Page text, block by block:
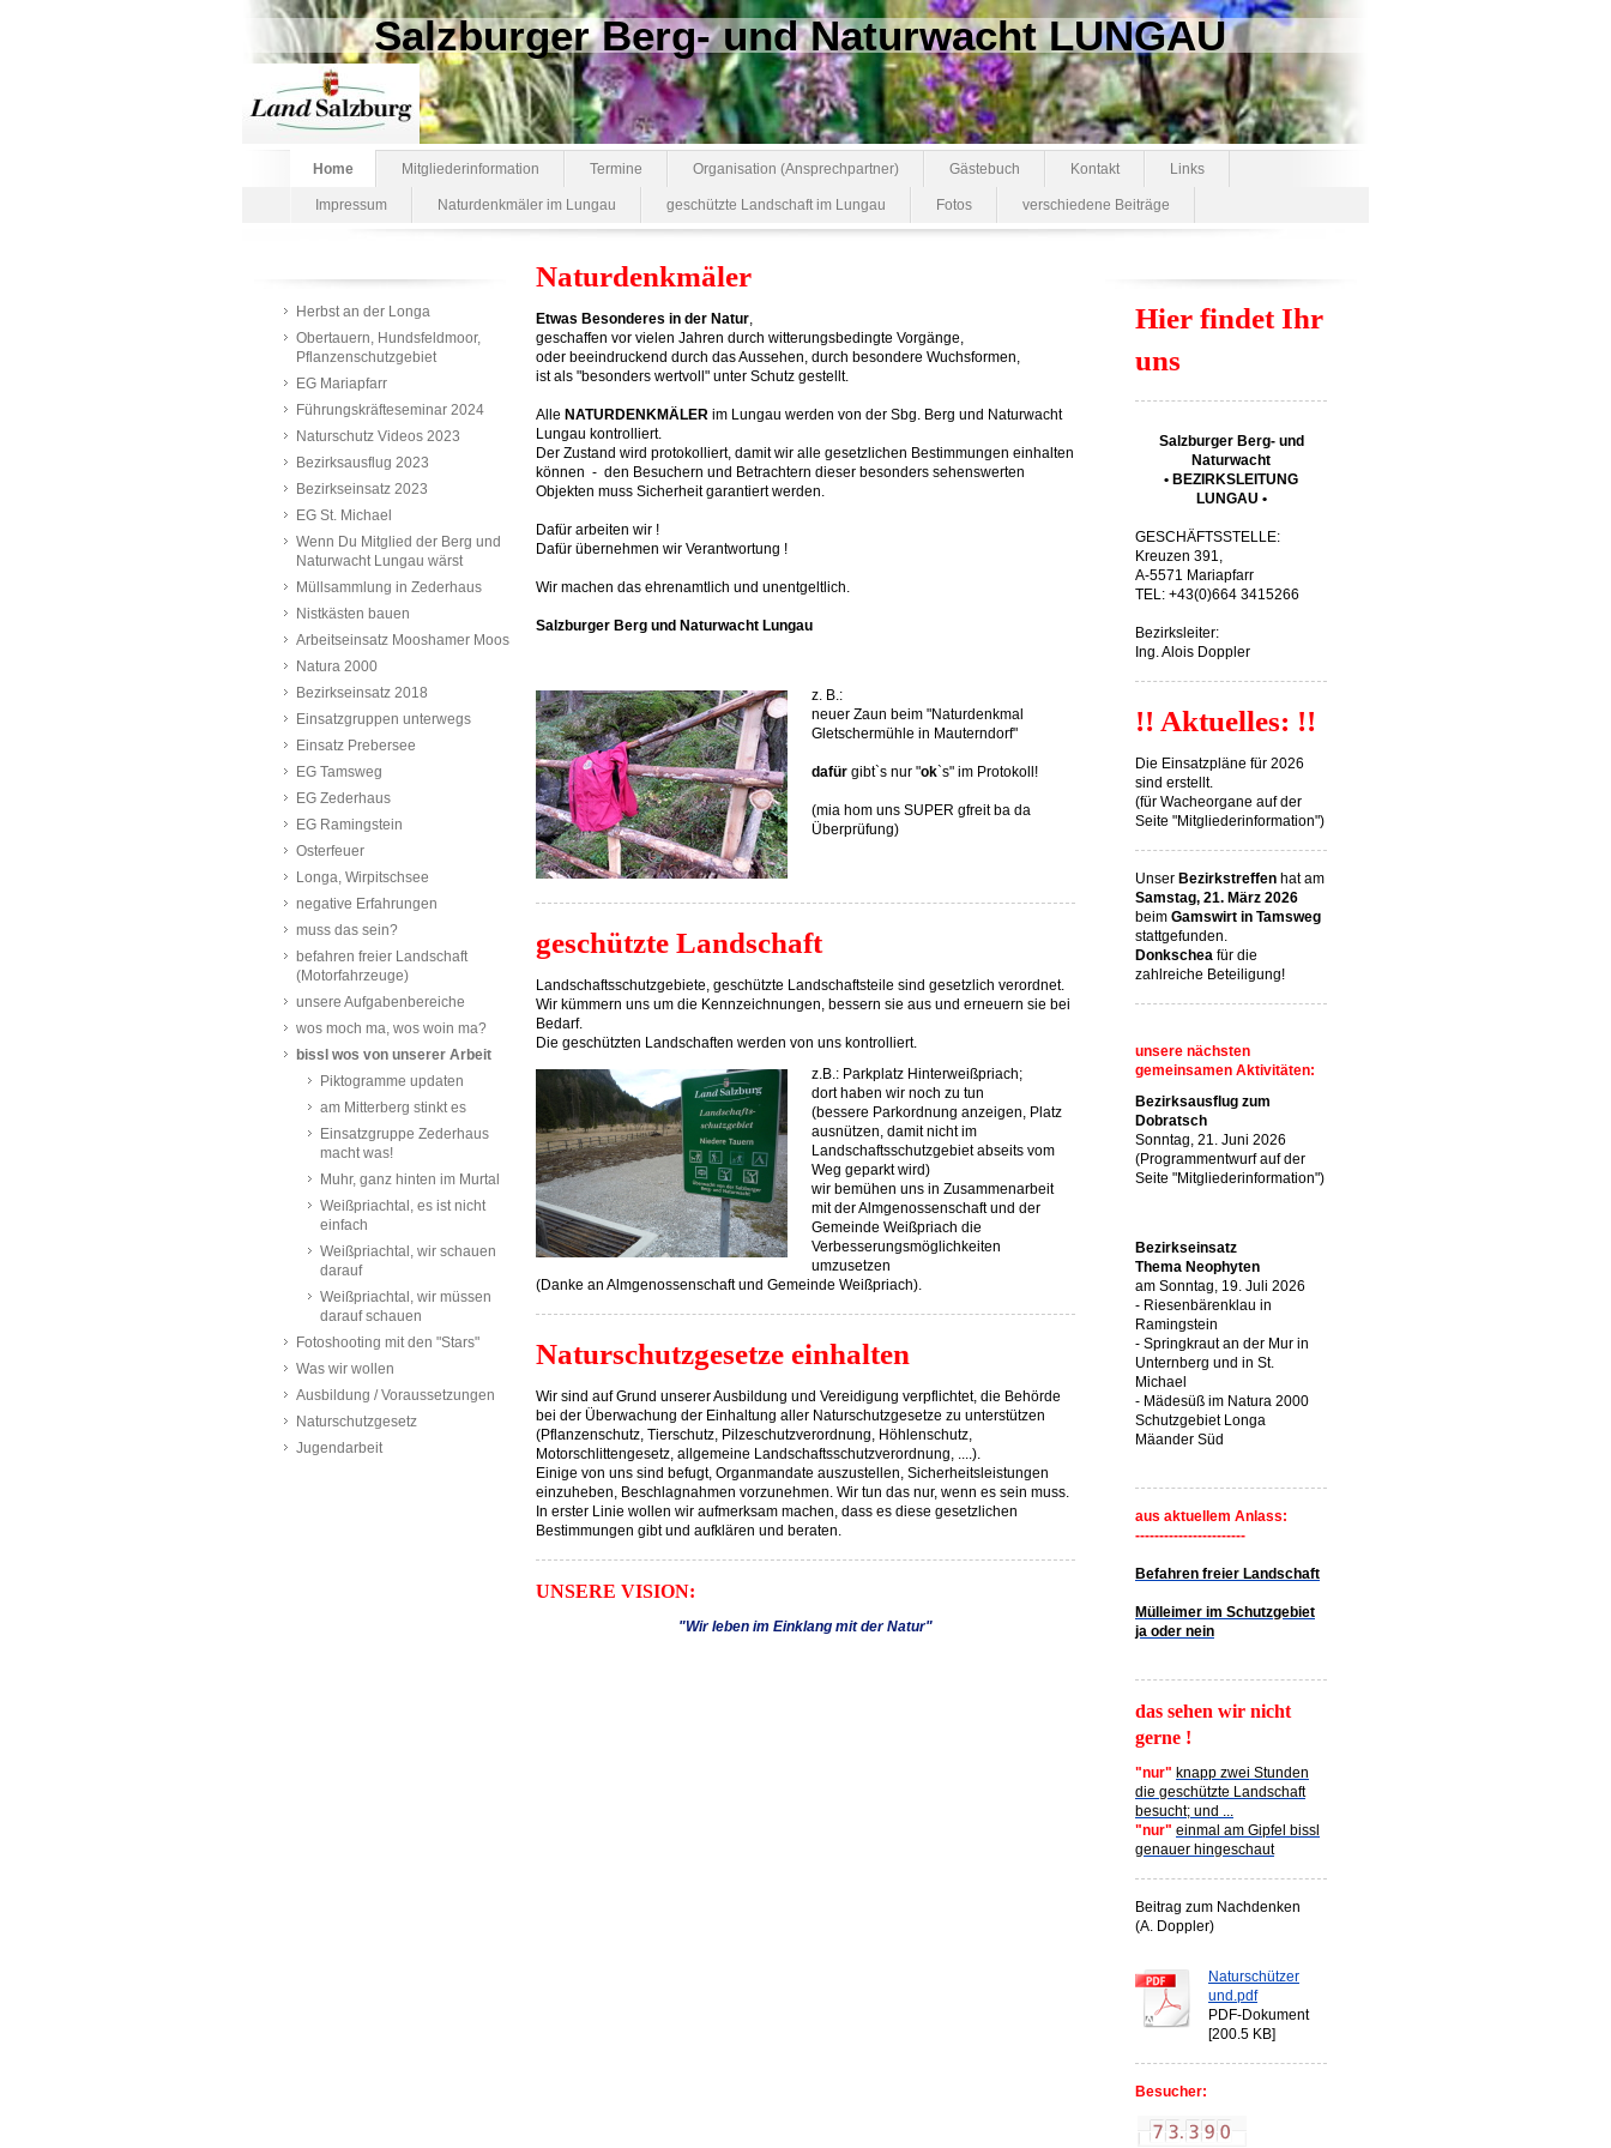
Salzburger Berg- und Naturwacht LUNGAU
Home Mitgliederinformation Termine Organisation (Ansprechpartner) Gästebuch Kontakt Links
Impressum Naturdenkmäler im Lungau geschützte Landschaft im Lungau Fotos verschiedene Beiträge
Herbst an der Longa
Obertauern, Hundsfeldmoor,
Pflanzenschutzgebiet
EG Mariapfarr
Führungskräfteseminar 2024
Naturschutz Videos 2023
Bezirksausflug 2023
Bezirkseinsatz 2023
EG St. Michael
Wenn Du Mitglied der Berg und
Naturwacht Lungau wärst
Müllsammlung in Zederhaus
Nistkästen bauen
Arbeitseinsatz Mooshamer Moos
Natura 2000
Bezirkseinsatz 2018
Einsatzgruppen unterwegs
Einsatz Prebersee
EG Tamsweg
EG Zederhaus
EG Ramingstein
Osterfeuer
Longa, Wirpitschsee
negative Erfahrungen
muss das sein?
befahren freier Landschaft
(Motorfahrzeuge)
unsere Aufgabenbereiche
wos moch ma, wos woin ma?
bissl wos von unserer Arbeit
Piktogramme updaten
am Mitterberg stinkt es
Einsatzgruppe Zederhaus
macht was!
Muhr, ganz hinten im Murtal
Weißpriachtal, es ist nicht
einfach
Weißpriachtal, wir schauen
darauf
Weißpriachtal, wir müssen
darauf schauen
Fotoshooting mit den "Stars"
Was wir wollen
Ausbildung / Voraussetzungen
Naturschutzgesetz
Jugendarbeit
Naturdenkmäler
Etwas Besonderes in der Natur,
geschaffen vor vielen Jahren durch witterungsbedingte Vorgänge,
oder beeindruckend durch das Aussehen, durch besondere Wuchsformen,
ist als "besonders wertvoll" unter Schutz gestellt.
Alle NATURDENKMÄLER im Lungau werden von der Sbg. Berg und Naturwacht
Lungau kontrolliert.
Der Zustand wird protokolliert, damit wir alle gesetzlichen Bestimmungen einhalten
können - den Besuchern und Betrachtern dieser besonders sehenswerten
Objekten muss Sicherheit garantiert werden.
Dafür arbeiten wir !
Dafür übernehmen wir Verantwortung !
Wir machen das ehrenamtlich und unentgeltlich.
Salzburger Berg und Naturwacht Lungau
z. B.:
neuer Zaun beim "Naturdenkmal
Gletschermühle in Mauterndorf"
dafür gibt`s nur "ok`s" im Protokoll!
(mia hom uns SUPER gfreit ba da
Überprüfung)
geschützte Landschaft
Landschaftsschutzgebiete, geschützte Landschaftsteile sind gesetzlich verordnet.
Wir kümmern uns um die Kennzeichnungen, bessern sie aus und erneuern sie bei
Bedarf.
Die geschützten Landschaften werden von uns kontrolliert.
z.B.: Parkplatz Hinterweißpriach;
dort haben wir noch zu tun
(bessere Parkordnung anzeigen, Platz
ausnützen, damit nicht im
Landschaftsschutzgebiet abseits vom
Weg geparkt wird)
wir bemühen uns in Zusammenarbeit
mit der Almgenossenschaft und der
Gemeinde Weißpriach die
Verbesserungsmöglichkeiten
umzusetzen
(Danke an Almgenossenschaft und Gemeinde Weißpriach).
Naturschutzgesetze einhalten
Wir sind auf Grund unserer Ausbildung und Vereidigung verpflichtet, die Behörde
bei der Überwachung der Einhaltung aller Naturschutzgesetze zu unterstützen
(Pflanzenschutz, Tierschutz, Pilzeschutzverordnung, Höhlenschutz,
Motorschlittengesetz, allgemeine Landschaftsschutzverordnung, ....).
Einige von uns sind befugt, Organmandate auszustellen, Sicherheitsleistungen
einzuheben, Beschlagnahmen vorzunehmen. Wir tun das nur, wenn es sein muss.
In erster Linie wollen wir aufmerksam machen, dass es diese gesetzlichen
Bestimmungen gibt und aufklären und beraten.
UNSERE VISION:
"Wir leben im Einklang mit der Natur"
Hier findet Ihr
uns
Salzburger Berg- und
Naturwacht
• BEZIRKSLEITUNG
LUNGAU •
GESCHÄFTSSTELLE:
Kreuzen 391,
A-5571 Mariapfarr
TEL: +43(0)664 3415266
Bezirksleiter:
Ing. Alois Doppler
!! Aktuelles: !!
Die Einsatzpläne für 2026
sind erstellt.
(für Wacheorgane auf der
Seite "Mitgliederinformation")
Unser Bezirkstreffen hat am
Samstag, 21. März 2026
beim Gamswirt in Tamsweg
stattgefunden.
Donkschea für die
zahlreiche Beteiligung!
unsere nächsten
gemeinsamen Aktivitäten:
Bezirksausflug zum
Dobratsch
Sonntag, 21. Juni 2026
(Programmentwurf auf der
Seite "Mitgliederinformation")
Bezirkseinsatz
Thema Neophyten
am Sonntag, 19. Juli 2026
- Riesenbärenklau in
Ramingstein
- Springkraut an der Mur in
Unternberg und in St.
Michael
- Mädesüß im Natura 2000
Schutzgebiet Longa
Mäander Süd
aus aktuellem Anlass:
-----------------------
Befahren freier Landschaft
Mülleimer im Schutzgebiet
ja oder nein
das sehen wir nicht
gerne !
"nur" knapp zwei Stunden
die geschützte Landschaft
besucht; und ...
"nur" einmal am Gipfel bissl
genauer hingeschaut
Beitrag zum Nachdenken
(A. Doppler)
Naturschützer
und.pdf
PDF-Dokument
[200.5 KB]
Besucher: